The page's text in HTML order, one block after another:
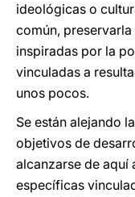
ideológicas o
común,
inspiradas por la
vinculadas a
unos pocos.
Se están alejando
objetivos de
alcanzarse de aquí
específicas